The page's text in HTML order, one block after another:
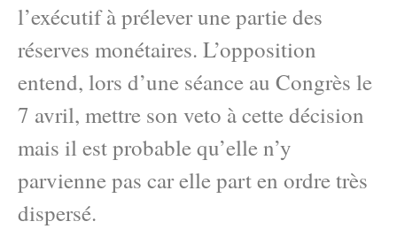
l’exécutif à prélever une partie des
réserves monétaires. L’opposition
entend, lors d’une séance au Congrès le
7 avril, mettre son veto à cette décision
mais il est probable qu’elle n’y
parvienne pas car elle part en ordre très
dispersé.